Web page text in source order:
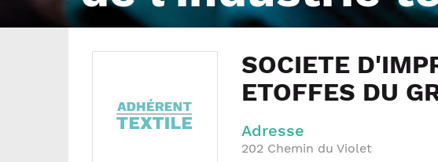
SOCIETE
ETOFFES DU
Adresse
202 Chemin du Violet